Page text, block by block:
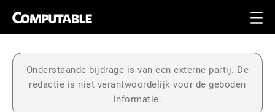
Onderstaande bijdrage is van een externe partij. De
redactie is niet verantwoordelijk voor de geboden
informatie.